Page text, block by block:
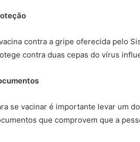
contra a gripe oferecida pelo
contra duas cepas do vírus
se vacinar é importante levar um
que comprovem que a